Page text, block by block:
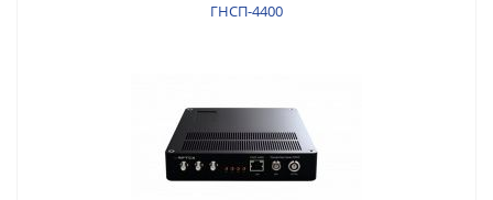
ГНСП-4400